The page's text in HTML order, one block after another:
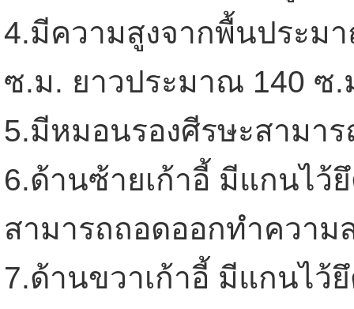
4.มีความสูงจากพื้นประม
ซ.ม. ยาวประมาณ 140 ซ.
5.มีหมอนรองศีรษะสามา
6.ด้านซ้ายเก้าอี้ มีแกนไ
สามารถถอดออกทำความ
7.ด้านขวาเก้าอี้ มีแกนไว้